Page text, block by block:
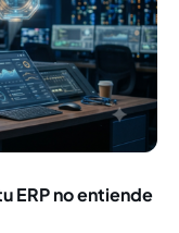
ERP no entiende